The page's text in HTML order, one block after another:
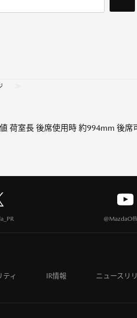
荷室長 後席使用時 約994mm 後席
ティ IR情報 ニュースリ